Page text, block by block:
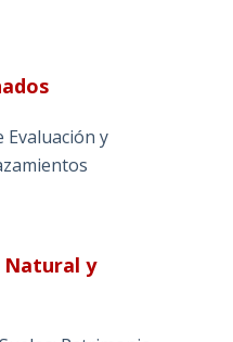
Evaluación y
Natural y